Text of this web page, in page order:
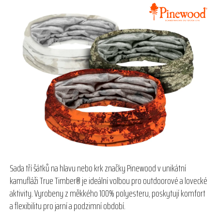
Sada tří šátků na hlavu nebo krk značky Pinewood v unikátní
kamufláži True Timber® je ideální volbou pro outdoorové a lovecké
aktivity. Vyrobeny z měkkého 100% polyesteru, poskytují komfort
a flexibilitu pro jarní a podzimní období.
produktu